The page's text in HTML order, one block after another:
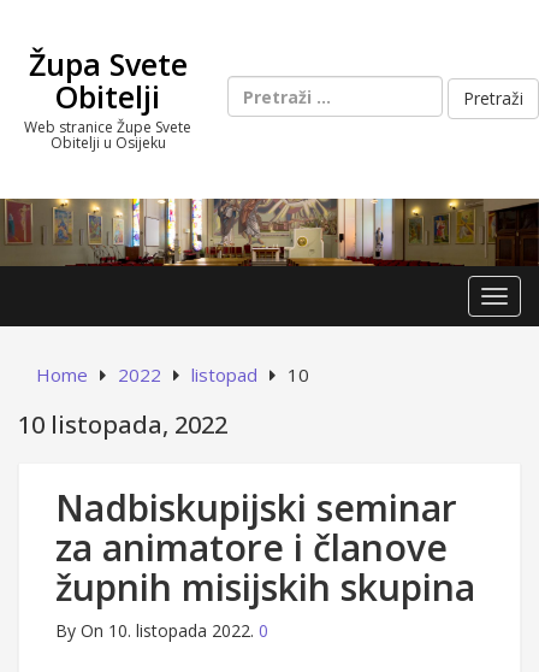
contentŽupa Svete
Obitelji
Web stranice Župe Svete
Obitelji u Osijeku
Pretraži:
Home 2022 listopad 10
10 listopada, 2022
Nadbiskupijski seminar
za animatore i članove
župnih misijskih skupina
By On 10. listopada 2022. 0